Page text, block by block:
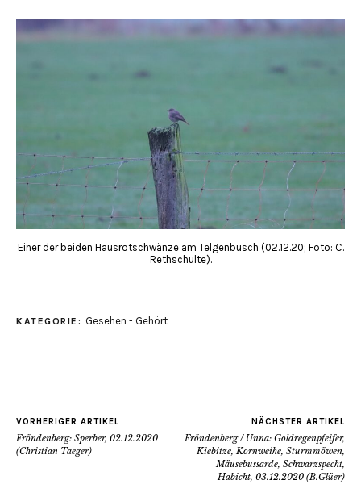
Einer der beiden Hausrotschwänze am Telgenbusch (02.12.20; Foto: C.
Rethschulte).
KATEGORIE: Gesehen - Gehört
VORHERIGER ARTIKEL
Fröndenberg: Sperber, 02.12.2020
(Christian Taeger)
NÄCHSTER ARTIKEL
Fröndenberg / Unna: Goldregenpfeifer,
Kiebitze, Kornweihe, Sturmmöwen,
Mäusebussarde, Schwarzspecht,
Habicht, 03.12.2020 (B.Glüer)